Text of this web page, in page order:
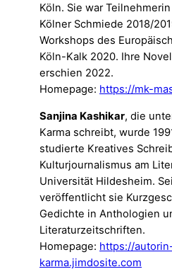
Köln. Sie war
Kölner Schmiede 2018/
Workshops des
Köln-Kalk 2020. Ihre
erschien 2022.
Homepage: https://mk-
Sanjina Kashikar, die
Karma schreibt, wurde
studierte Kreatives
Kulturjournalismus am
Universität Hildesheim.
veröffentlicht sie
Gedichte in Anthologien
Literaturzeitschriften.
Homepage: https://
karma.jimdosite.com